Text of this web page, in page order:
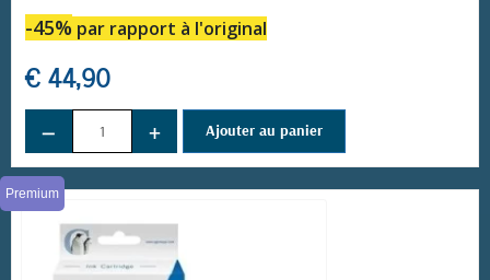
-45% par rapport à l'original
€ 44,90
− + Ajouter au panier
Premium